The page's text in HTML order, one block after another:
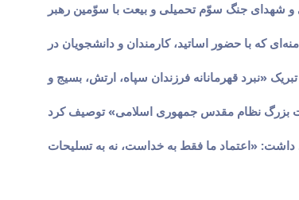
شهدای جنگ سوّم تحمیلی و بیعت با سوّمین رهبر
که با حضور اساتید، کارمندان و دانشجویان در
«نبرد قهرمانانه فرزندان سپاه، ارتش، بسیج و
بزرگ نظام مقدس جمهوری اسلامی» توصیف کرد